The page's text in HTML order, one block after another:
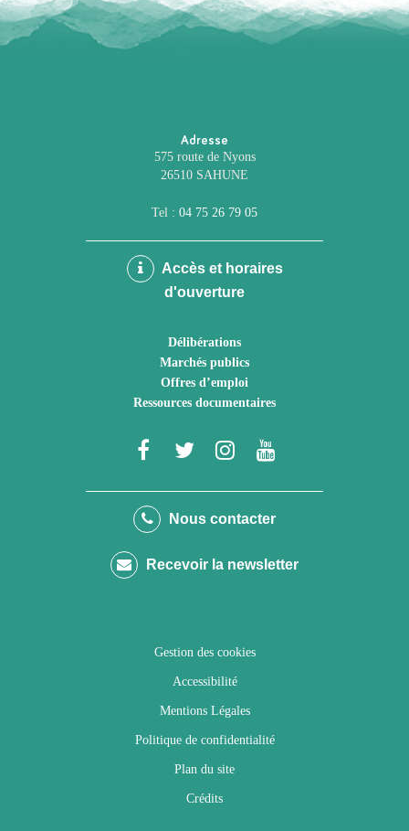
Adresse
575 route de Nyons
26510 SAHUNE
Tel : 04 75 26 79 05
Accès et horaires
d'ouverture
Délibérations
Marchés publics
Offres d’emploi
Ressources documentaires
Lien
le
Facebook
Lien
le
Twitter
Lien
le
Instagram
Youtube
Nous contacter
Recevoir la newsletter
Gestion des cookies
Accessibilité
Mentions Légales
Politique de confidentialité
Plan du site
Crédits